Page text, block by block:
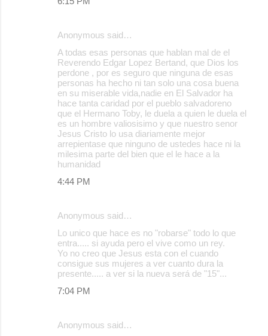
Anonymous said…
A todas esas personas que hablan mal de el
Reverendo Edgar Lopez Bertand, que Dios los
perdone , por es seguro que ninguna de esas
personas ha hecho ni tan solo una cosa buena
en su miserable vida,nadie en El Salvador ha
hace tanta caridad por el pueblo salvadoreno
que el Hermano Toby, le duela a quien le duela el
es un hombre valiosisimo y que nuestro senor
Jesus Cristo lo usa diariamente mejor
arrepientase que ninguno de ustedes hace ni la
milesima parte del bien que el le hace a la
humanidad
4:44 PM
Anonymous said…
Lo unico que hace es no "robarse" todo lo que
entra..... si ayuda pero el vive como un rey.
Yo no creo que Jesus esta con el cuando
consigue sus mujeres a ver cuanto dura la
presente..... a ver si la nueva será de "15"...
7:04 PM
Anonymous said…